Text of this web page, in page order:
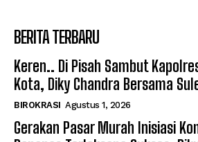
BERITA TERBARU
Keren.. Di Pisah Sambut
Kota, Diky Chandra Bersama
BIROKRASI Agustus 1, 2026
Gerakan Pasar Murah Inisiasi